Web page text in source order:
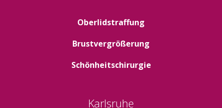
Oberlidstraffung
Brustvergrößerung
Schönheitschirurgie
Karlsruhe